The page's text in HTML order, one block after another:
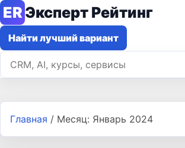
ERЭксперт Рейтинг
Найти лучший вариант
Главная / Месяц: Январь 2024